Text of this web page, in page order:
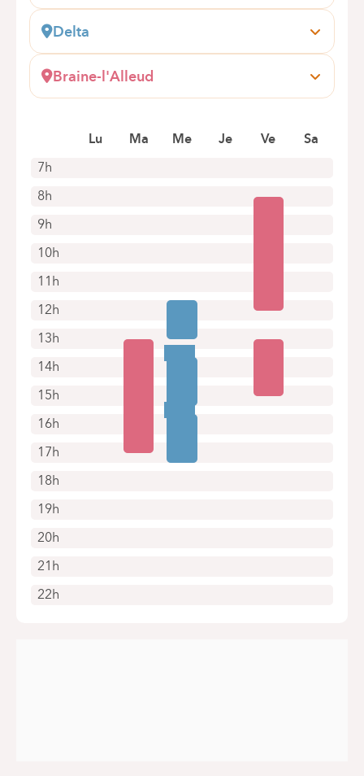
Delta
Boulevard du Triomphe, 201
1160 Bruxelles (Auderghem)
Braine-l'Alleud
Wayez, 35
Prendre rendez-vous en ligne
7h
8h
9h
10h
11h
12h
13h
14h
15h
16h
17h
18h
19h
20h
21h
22h
Lu Ma Me Je Ve Sa